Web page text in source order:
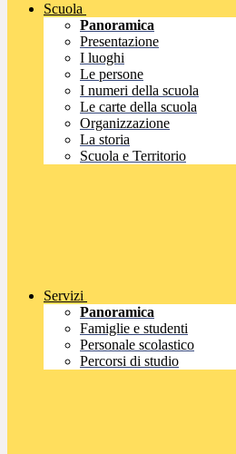
Scuola
Panoramica
Presentazione
I luoghi
Le persone
I numeri della scuola
Le carte della scuola
Organizzazione
La storia
Scuola e Territorio
Servizi
Panoramica
Famiglie e studenti
Personale scolastico
Percorsi di studio